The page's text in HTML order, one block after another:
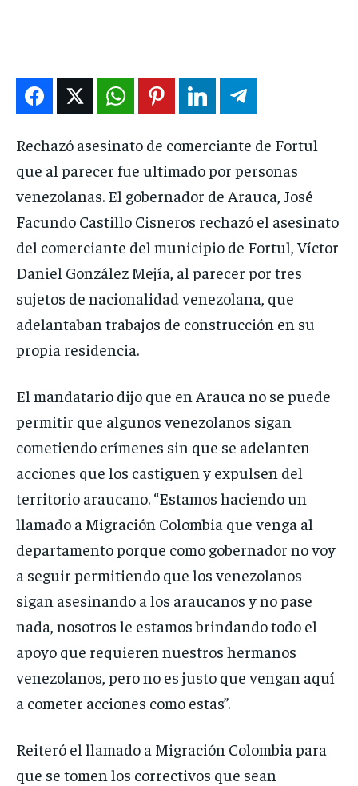
NOSOTROS
INSTITUCIONAL
PUATE CON NOSOTROS
NOSOTROS
INSTITUCIONAL
PUATE CON NOSOTROS
NOSOTROS
INSTITUCIONAL
PUATE CON NOSOTROS
NOSOTROS
INSTITUCIONAL
PUATE CON NOSOTROS
Rechazó asesinato de comerciante de Fortul
que al parecer fue ultimado por personas
venezolanas. El gobernador de Arauca, José
Facundo Castillo Cisneros rechazó el asesinato
del comerciante del municipio de Fortul, Víctor
Daniel González Mejía, al parecer por tres
sujetos de nacionalidad venezolana, que
adelantaban trabajos de construcción en su
propia residencia.
El mandatario dijo que en Arauca no se puede
permitir que algunos venezolanos sigan
cometiendo crímenes sin que se adelanten
acciones que los castiguen y expulsen del
territorio araucano. “Estamos haciendo un
llamado a Migración Colombia que venga al
departamento porque como gobernador no voy
a seguir permitiendo que los venezolanos
sigan asesinando a los araucanos y no pase
nada, nosotros le estamos brindando todo el
apoyo que requieren nuestros hermanos
venezolanos, pero no es justo que vengan aquí
a cometer acciones como estas”.
Reiteró el llamado a Migración Colombia para
que se tomen los correctivos que sean